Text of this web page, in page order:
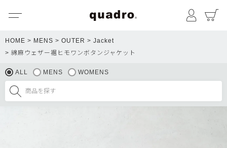
マイペ
HOME MENS OUTER
Jacket
綿麻ウェザー裾ヒモワンボタンジャケット
ALL MENS WOMENS